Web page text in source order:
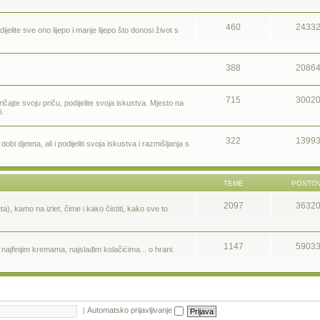
sve ono lijepo i manje lijepo što donosi život s 460 24332
388 20864
svoju priču, podijelite svoja iskustva. Mjesto na
715 30020
djeteta, ali i podijeliti svoja iskustva i razmišljanja s 322 13993
TEME
kamo na izlet, čime i kako čistiti, kako sve to 2097 36320
kremama, najslađim kolačićima... o hrani. 1147 59033
|Automatsko prijavljivanje